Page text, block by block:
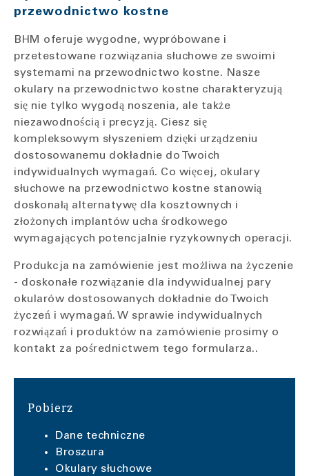
przewodnictwo kostne
BHM oferuje wygodne, wypróbowane i
przetestowane rozwiązania słuchowe ze swoimi
systemami na przewodnictwo kostne. Nasze
okulary na przewodnictwo kostne charakteryzują
się nie tylko wygodą noszenia, ale także
niezawodnością i precyzją. Ciesz się
kompleksowym słyszeniem dzięki urządzeniu
dostosowanemu dokładnie do Twoich
indywidualnych wymagań. Co więcej, okulary
słuchowe na przewodnictwo kostne stanowią
doskonałą alternatywę dla kosztownych i
złożonych implantów ucha środkowego
wymagających potencjalnie ryzykownych operacji.
Produkcja na zamówienie jest możliwa na życzenie
- doskonałe rozwiązanie dla indywidualnej pary
okularów dostosowanych dokładnie do Twoich
życzeń i wymagań. W sprawie indywidualnych
rozwiązań i produktów na zamówienie prosimy o
kontakt za pośrednictwem tego formularza..
Pobierz
Dane techniczne
Broszura
Okulary słuchowe